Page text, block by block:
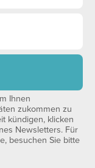
Ihnen
zukommen zu
kündigen, klicken
Newsletters. Für
besuchen Sie bitte